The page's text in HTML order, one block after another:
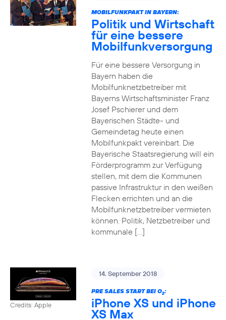
MOBILFUNKPAKT IN BAYERN:
Politik und Wirtschaft
für eine bessere
Mobilfunkversorgung
Für eine bessere Versorgung in
Bayern haben die
Mobilfunknetzbetreiber mit
Bayerns Wirtschaftsminister Franz
Josef Pschierer und dem
Bayerischen Städte- und
Gemeindetag heute einen
Mobilfunkpakt vereinbart. Die
Bayerische Staatsregierung will ein
Förderprogramm zur Verfügung
stellen, mit dem die Kommunen
passive Infrastruktur in den weißen
Flecken errichten und an die
Mobilfunknetzbetreiber vermieten
können. Politik, Netzbetreiber und
kommunale […]
Credits: Apple
14. September 2018
PRE SALES START BEI O2:
iPhone XS und iPhone
XS Max